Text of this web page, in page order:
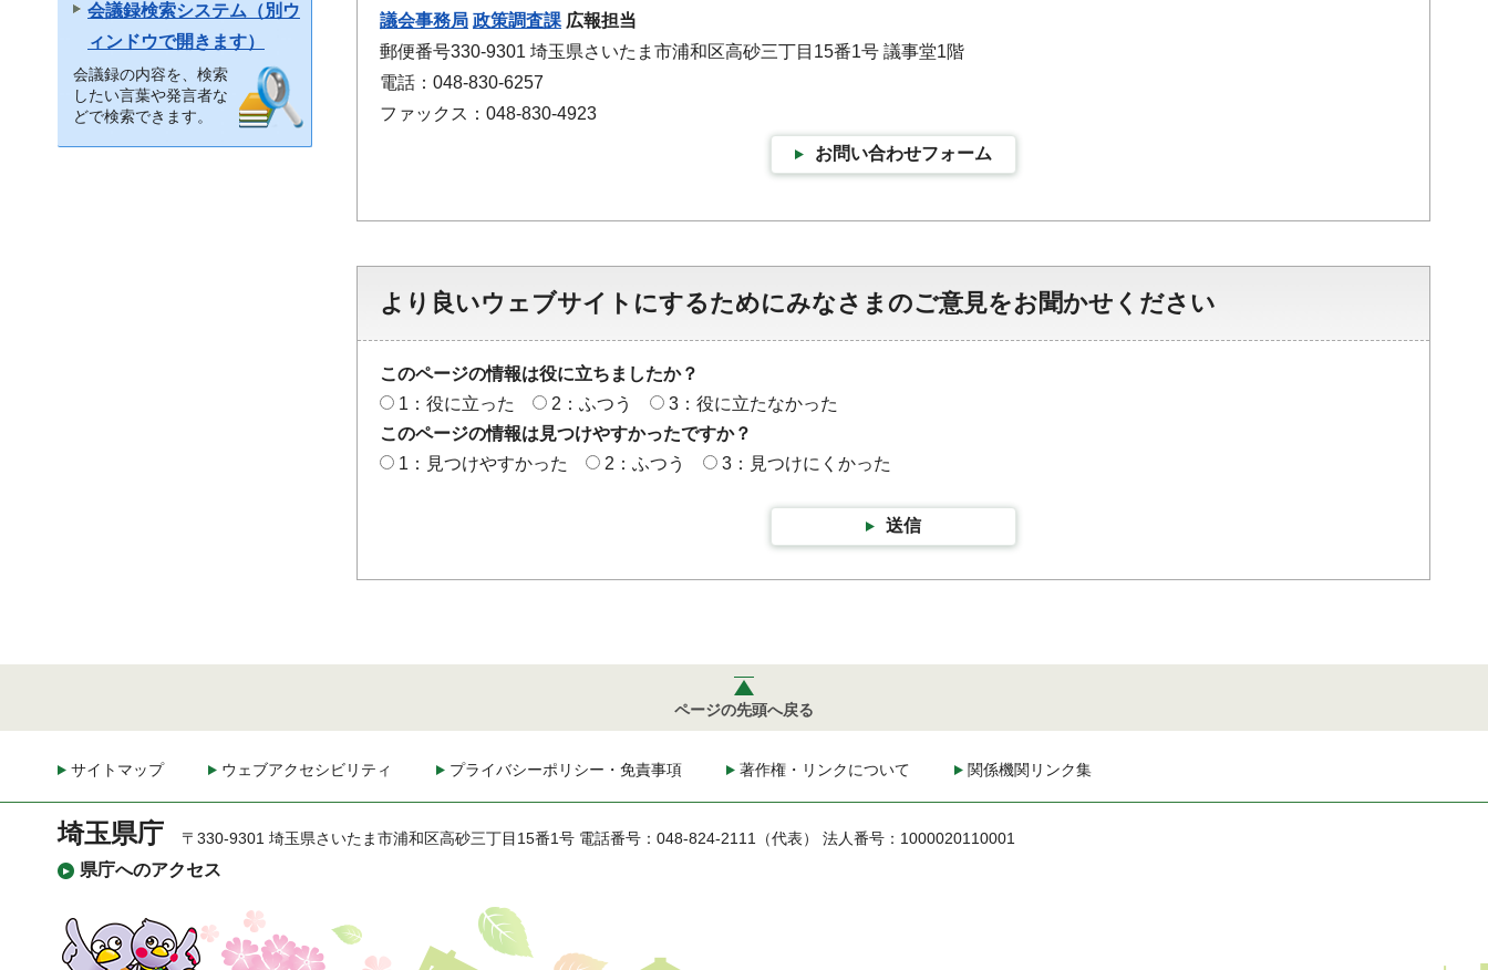
会議録検索システム（別ウ
ィンドウで開きます）
会議録の内容を、検索
したい言葉や発言者な
どで検索できます。
議会事務局 政策調査課 広報担当
郵便番号330-9301 埼玉県さいたま市浦和区高砂三丁目15番1号 議事堂1階
電話：048-830-6257
ファックス：048-830-4923
お問い合わせフォーム
より良いウェブサイトにするためにみなさまのご意見をお聞かせください
このページの情報は役に立ちましたか？
1：役に立った
2：ふつう
3：役に立たなかった
このページの情報は見つけやすかったですか？
1：見つけやすかった
2：ふつう 3：見つけにくかった
送信
ページの先頭へ戻る
サイトマップ ウェブアクセシビリティ プライバシーポリシー・免責事項 著作権・リンクについて 関係機関リンク集
埼玉県庁
県庁へのアクセス
〒330-9301 埼玉県さいたま市浦和区高砂三丁目15番1号 電話番号：048-824-2111（代表） 法人番号：1000020110001